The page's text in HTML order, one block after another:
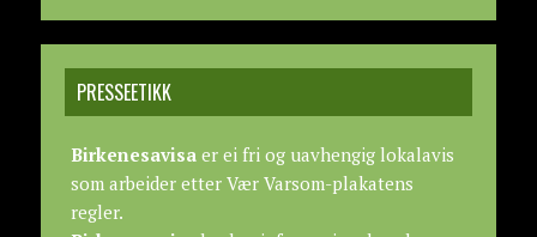
PRESSEETIKK
Birkenesavisaer ei fri og uavhengig lokalavis
som arbeider etter Vær Varsom-plakatens
regler.